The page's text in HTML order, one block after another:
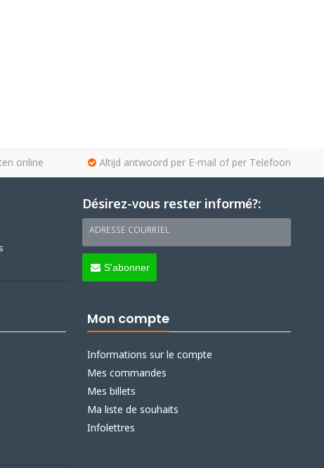
online Altijd antwoord per E-mail of per Telefoon
Désirez-vous rester informé?:
ADRESSE COURRIEL
S'abonner
Mon compte
Informations sur le compte
Mes commandes
Mes billets
Ma liste de souhaits
Infolettres